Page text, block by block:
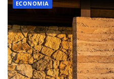
ECONOMIA